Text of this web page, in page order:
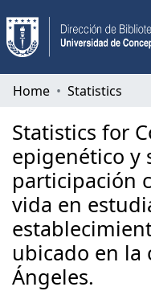
Communities &
All of DSpace
Home Statistics
Statistics for
epigenético y
participación
vida en
ubicado en la
Ángeles.